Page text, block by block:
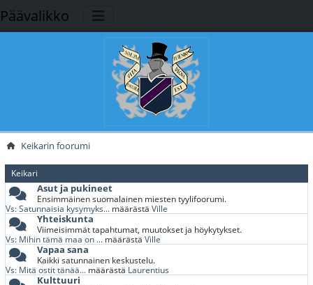
Päävalikko
Keikarin foorumi
Keikari
Asut ja pukineet
Ensimmäinen suomalainen miesten tyylifoorumi.
Vs: Satunnaisia kysymyks... määrästäVille
Yhteiskunta
Viimeisimmät tapahtumat, muutokset ja höykytykset.
Vs: Mihin tämä maa on ... määrästäVille
Vapaa sana
Kaikki satunnainen keskustelu.
Vs: Mitä ostit tänää... määrästä Laurentius
Kulttuuri